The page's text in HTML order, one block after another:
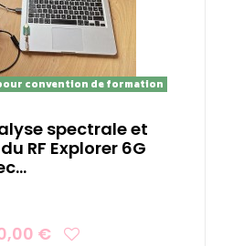
convention de formation
spectrale et
RF Explorer 6G
€